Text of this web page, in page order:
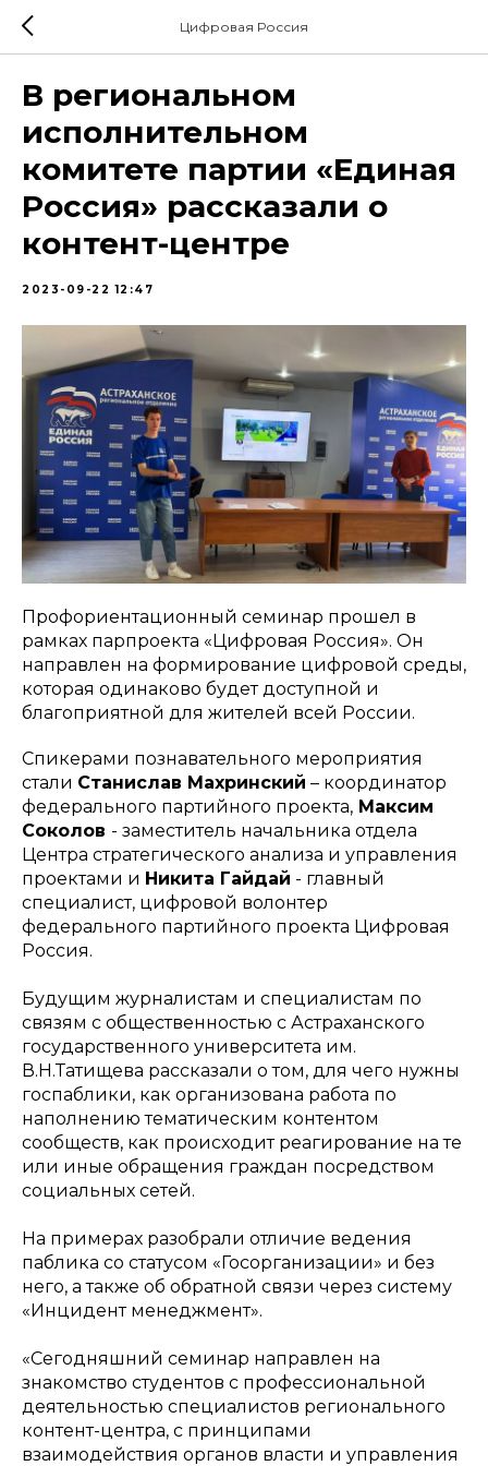
Цифровая Россия
В региональном
исполнительном
комитете партии «Единая
Россия» рассказали о
контент-центре
2023-09-22 12:47
Профориентационный семинар прошел в
рамках парпроекта «Цифровая Россия». Он
направлен на формирование цифровой среды,
которая одинаково будет доступной и
благоприятной для жителей всей России.
Спикерами познавательного мероприятия
стали Станислав Махринский – координатор
федерального партийного проекта, Максим
Соколов - заместитель начальника отдела
Центра стратегического анализа и управления
проектами и Никита Гайдай - главный
специалист, цифровой волонтер
федерального партийного проекта Цифровая
Россия.
Будущим журналистам и специалистам по
связям с общественностью с Астраханского
государственного университета им.
В.Н.Татищева рассказали о том, для чего нужны
госпаблики, как организована работа по
наполнению тематическим контентом
сообществ, как происходит реагирование на те
или иные обращения граждан посредством
социальных сетей.
На примерах разобрали отличие ведения
паблика со статусом «Госорганизации» и без
него, а также об обратной связи через систему
«Инцидент менеджмент».
«Сегодняшний семинар направлен на
знакомство студентов с профессиональной
деятельностью специалистов регионального
контент-центра, с принципами
взаимодействия органов власти и управления